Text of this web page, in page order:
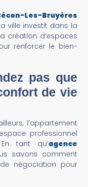
Les-Bruyères
ville investit dans la
création d’espaces
renforcer le bien-
pas que
de vie
l’appartement
professionnel
tant qu’agence
savons comment
négociation pour